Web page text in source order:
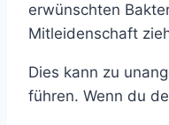
erwünschten
Mitleidenschaft
Dies kann zu
führen. Wenn du